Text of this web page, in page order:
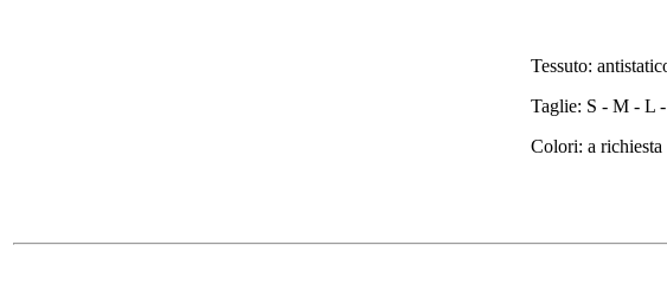
Tessuto:
Taglie: S - M - L
Colori: a richiesta